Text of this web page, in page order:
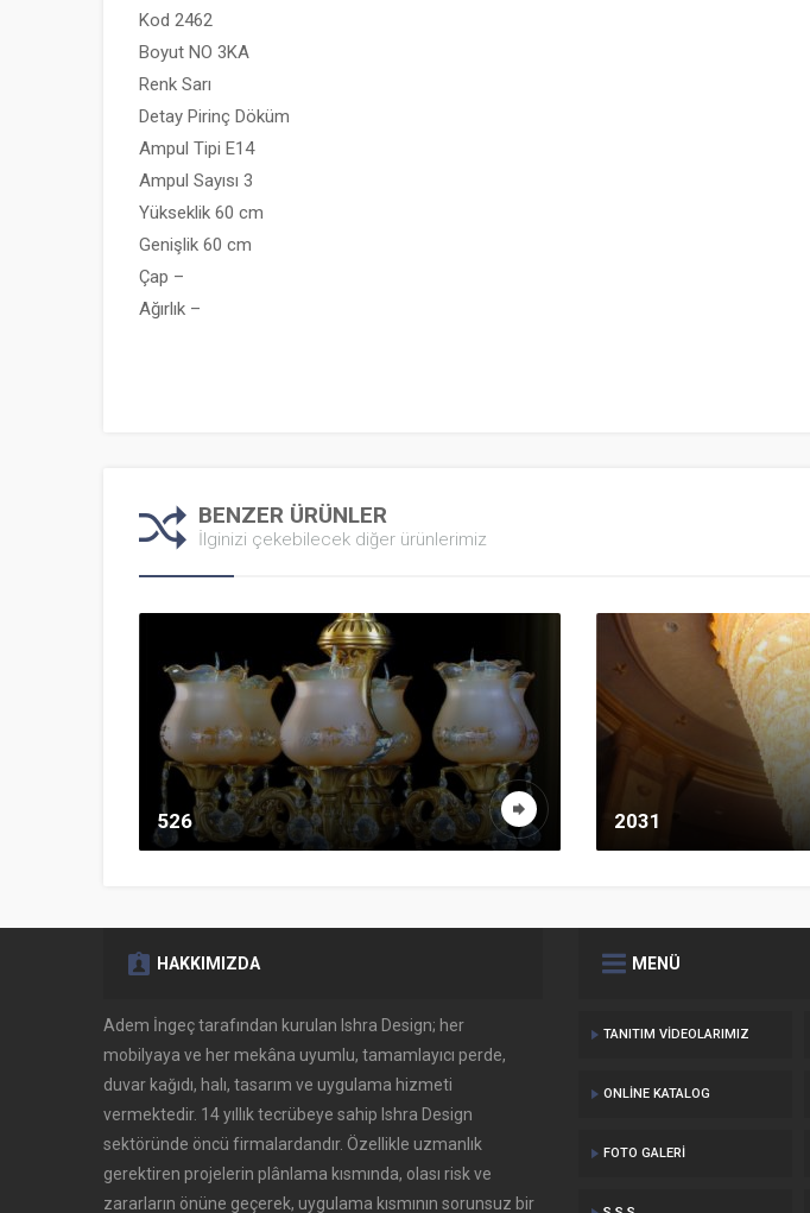
Kod 2462
Boyut NO 3KA
Renk Sarı
Detay Pirinç Döküm
Ampul Tipi E14
Ampul Sayısı 3
Yükseklik 60 cm
Genişlik 60 cm
Çap –
Ağırlık –
BENZER ÜRÜNLER
İlginizi çekebilecek diğer ürünlerimiz
526 2031
HAKKIMIZDA
Adem İngeç tarafından kurulan Ishra Design; her
mobilyaya ve her mekâna uyumlu, tamamlayıcı perde,
duvar kağıdı, halı, tasarım ve uygulama hizmeti
vermektedir. 14 yıllık tecrübeye sahip Ishra Design
sektöründe öncü firmalardandır. Özellikle uzmanlık
gerektiren projelerin plânlama kısmında, olası risk ve
zararların önüne geçerek, uygulama kısmının sorunsuz bir
MENÜ
TANITIM VIDEOLARIMIZ
ONLINE KATALOG
FOTO GALERI